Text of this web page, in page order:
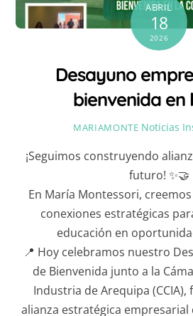
ABRIL
18
2026
Desayuno
bienvenida en
MARIAMONTE Noticias
¡Seguimos construyendo
futuro! ✨🤝
En María Montessori,
conexiones estratégicas
educación en
📍 Hoy celebramos nuestro
de Bienvenida junto a la
Industria de Arequipa
alianza estratégica